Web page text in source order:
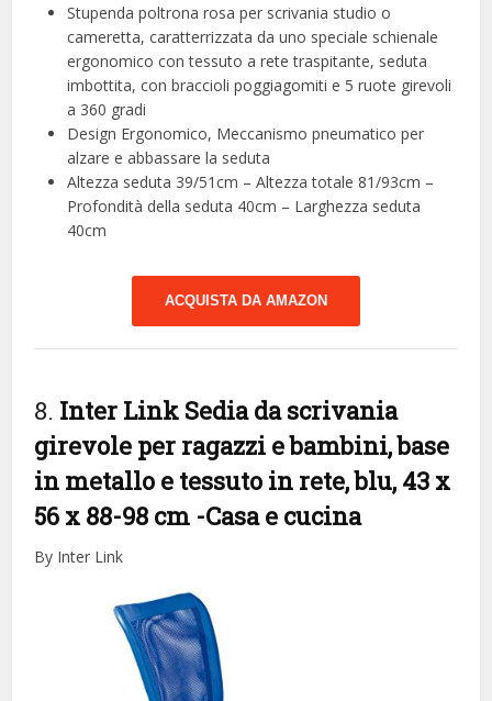
Stupenda poltrona rosa per scrivania studio o
cameretta, caratterrizzata da uno speciale schienale
ergonomico con tessuto a rete traspitante, seduta
imbottita, con braccioli poggiagomiti e 5 ruote girevoli
a 360 gradi
Design Ergonomico, Meccanismo pneumatico per
alzare e abbassare la seduta
Altezza seduta 39/51cm – Altezza totale 81/93cm –
Profondità della seduta 40cm – Larghezza seduta
40cm
ACQUISTA DA AMAZON
8. Inter Link Sedia da scrivania
girevole per ragazzi e bambini, base
in metallo e tessuto in rete, blu, 43 x
56 x 88-98 cm -Casa e cucina
By Inter Link